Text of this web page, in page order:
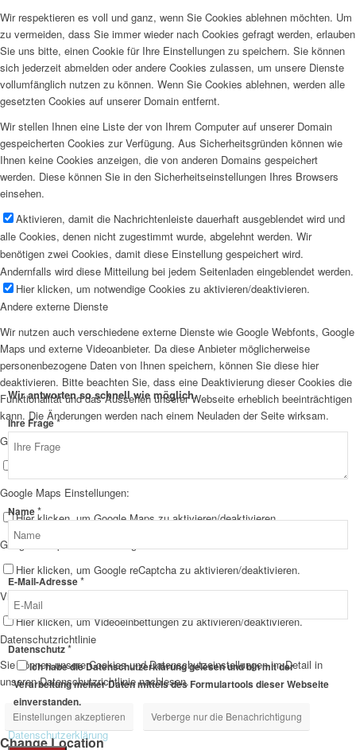
Wir respektieren es voll und ganz, wenn Sie Cookies ablehnen möchten. Um
zu vermeiden, dass Sie immer wieder nach Cookies gefragt werden, erlauben
Sie uns bitte, einen Cookie für Ihre Einstellungen zu speichern. Sie können
sich jederzeit abmelden oder andere Cookies zulassen, um unsere Dienste
vollumfänglich nutzen zu können. Wenn Sie Cookies ablehnen, werden alle
gesetzten Cookies auf unserer Domain entfernt.
Wir stellen Ihnen eine Liste der von Ihrem Computer auf unserer Domain
gespeicherten Cookies zur Verfügung. Aus Sicherheitsgründen können wie
Ihnen keine Cookies anzeigen, die von anderen Domains gespeichert
werden. Diese können Sie in den Sicherheitseinstellungen Ihres Browsers
einsehen.
Aktivieren, damit die Nachrichtenleiste dauerhaft ausgeblendet wird und
alle Cookies, denen nicht zugestimmt wurde, abgelehnt werden. Wir
benötigen zwei Cookies, damit diese Einstellung gespeichert wird.
Andernfalls wird diese Mitteilung bei jedem Seitenladen eingeblendet werden.
Hier klicken, um notwendige Cookies zu aktivieren/deaktivieren.
Andere externe Dienste
Wir nutzen auch verschiedene externe Dienste wie Google Webfonts, Google
Maps und externe Videoanbieter. Da diese Anbieter möglicherweise
personenbezogene Daten von Ihnen speichern, können Sie diese hier
deaktivieren. Bitte beachten Sie, dass eine Deaktivierung dieser Cookies die
Funktionalität und das Aussehen unserer Webseite erheblich beeinträchtigen
kann. Die Änderungen werden nach einem Neuladen der Seite wirksam.
Google Webfont Einstellungen:
Google Maps Einstellungen:
Hier klicken, um Google Maps zu aktivieren/deaktivieren.
Google reCaptcha Einstellungen:
Hier klicken, um Google reCaptcha zu aktivieren/deaktivieren.
Vimeo und YouTube Einstellungen:
Hier klicken, um Videoeinbettungen zu aktivieren/deaktivieren.
Datenschutzrichtlinie
Sie können unsere Cookies und Datenschutzeinstellungen im Detail in
unseren Datenschutzrichtlinie nachlesen.
Einstellungen akzeptieren Verberge nur die Benachrichtigung
Wir antworten so schnell wie möglich.
Name
Layout
Mail-
Adresse
Ihre Frage*
Name*
E-Mail-Adresse*
Datenschutz*
Ich habe die Datenschutzerklärung gelesen und bin mit der
Verarbeitung meiner Daten mittels des Formulartools dieser Webseite
einverstanden.
Datenschutzerklärung
Change Location